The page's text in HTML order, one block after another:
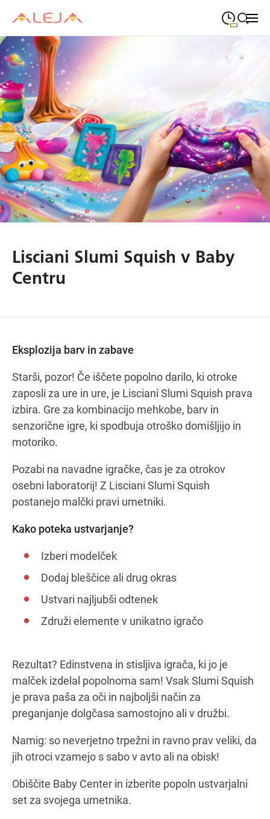
ponedeljek
PONEDELJEK
torek
TOREK
sreda
SREDA 09:00 — 21:00
četrtek
ČETRTEK 09:00—21:00
petek
PETEK 09:00—21:00
sobota
SOBOTA 08:00— 21:00
Navodila za pot
Lisciani Slumi Squish v Baby
Centru
Eksplozija barv in zabave
Starši, pozor! Če iščete popolno darilo, ki otroke
zaposli za ure in ure, je Lisciani Slumi Squish prava
izbira. Gre za kombinacijo mehkobe, barv in
senzorične igre, ki spodbuja otroško domišljijo in
motoriko.
Pozabi na navadne igračke, čas je za otrokov
osebni laboratorij! Z Lisciani Slumi Squish
postanejo malčki pravi umetniki.
Kako poteka ustvarjanje?
Izberi modelček
Dodaj bleščice ali drug okras
Ustvari najljubši odtenek
Združi elemente v unikatno igračo
Rezultat? Edinstvena in stisljiva igrača, ki jo je
malček izdelal popolnoma sam! Vsak Slumi Squish
je prava paša za oči in najboljši način za
preganjanje dolgčasa samostojno ali v družbi.
Namig: so neverjetno trpežni in ravno prav veliki, da
jih otroci vzamejo s sabo v avto ali na obisk!
Obiščite Baby Center in izberite popoln ustvarjalni
set za svojega umetnika.